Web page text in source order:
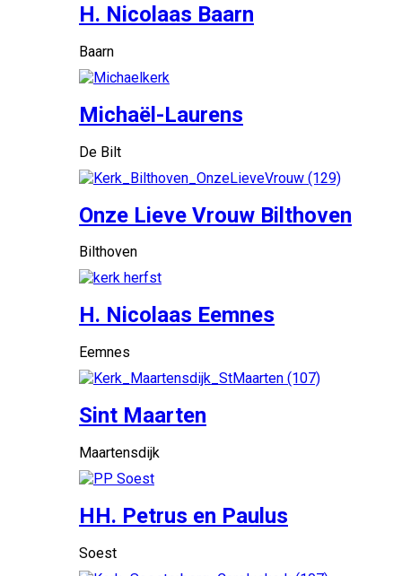
H. Nicolaas Baarn
Baarn
Michaël-Laurens
De Bilt
Onze Lieve Vrouw Bilthoven
Bilthoven
H. Nicolaas Eemnes
Eemnes
Sint Maarten
Maartensdijk
HH. Petrus en Paulus
Soest